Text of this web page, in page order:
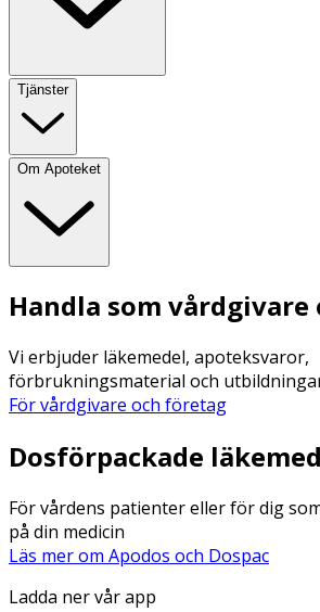
Tjänster
Om Apoteket
Handla som
Vi erbjuder läkemedel, apoteksvaror,
förbrukningsmaterial och
För vårdgivare och företag
Dosförpackade
För vårdens patienter eller för dig
på din medicin
Läs mer om Apodos och Dospac
Ladda ner vår app